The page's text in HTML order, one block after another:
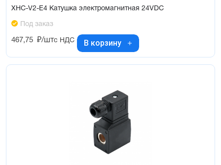
XHC-V2-E4 Катушка электромагнитная 24VDC
Под заказ
467,75 ₽/штс НДС В корзину